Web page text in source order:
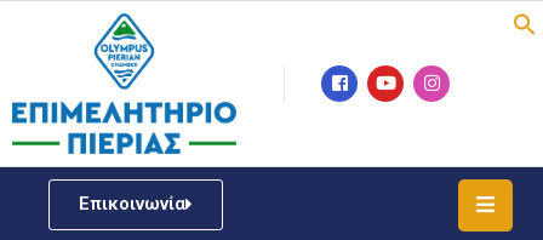
Επικοινωνία
Επιμελητήριο
Νέα